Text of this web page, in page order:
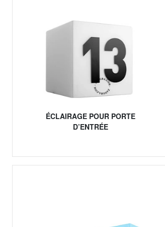
ÉCLAIRAGE POUR PORTE
D’ENTRÉE